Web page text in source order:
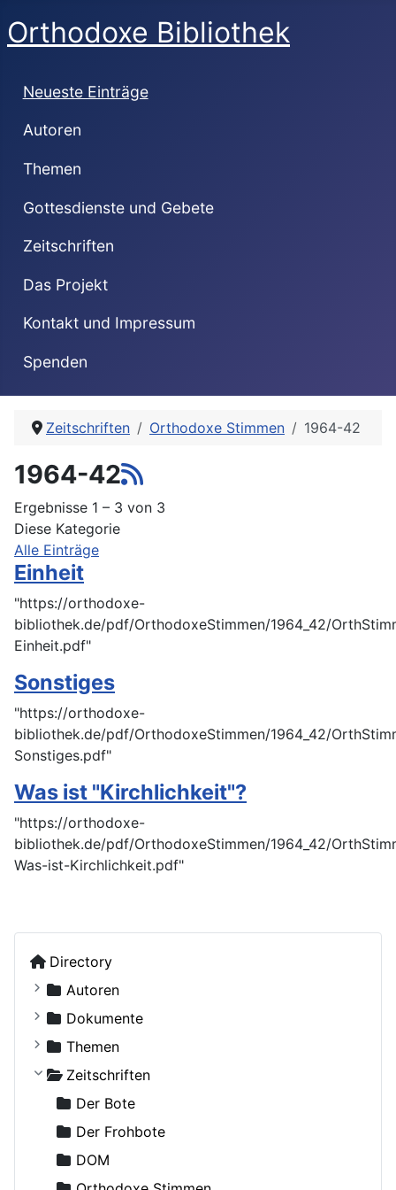
Orthodoxe Bibliothek
Neueste Einträge
Autoren
Themen
Gottesdienste und Gebete
Zeitschriften
Das Projekt
Kontakt und Impressum
Spenden
Directory
Autoren
Kostiuczuk, Jakub, Bischof von Białystok und
Ohne Autor
Adamenko, Natalya
Adrian (Pashin), Hegumen
Agapit (Belowidow), Schemaarchimandrit
Agapit, Bischof von Stuttgart
Dokumente
Russische Orthodoxe Kirche
Russische Orthodoxe Kirche im Ausland
Themen
Agiographie (Viten)
Anthropologie
Autokephale und autonome Kirchen
Beziehung und Ehe
Zeitschriften
Der Bote
Der Frohbote
DOM
Zeitschriften Orthodoxe Stimmen 1964-42
1964-42
Ergebnisse 1 – 3 von 3
Diese Kategorie
Alle Einträge
Einheit
"https://orthodoxe-
bibliothek.de/pdf/OrthodoxeStimmen/1964_42/
Einheit.pdf"
Sonstiges
"https://orthodoxe-
bibliothek.de/pdf/OrthodoxeStimmen/1964_42/
Sonstiges.pdf"
Was ist "Kirchlichkeit"?
"https://orthodoxe-
bibliothek.de/pdf/OrthodoxeStimmen/1964_42/
Was-ist-Kirchlichkeit.pdf"